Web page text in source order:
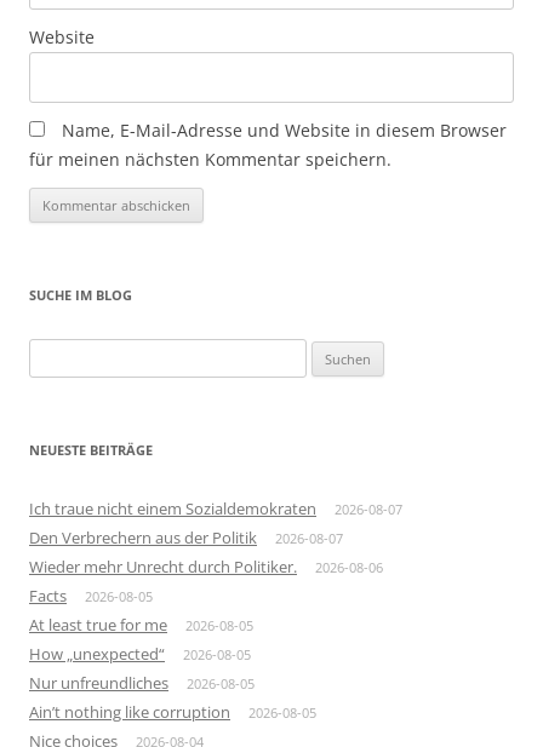
Website
Name, E-Mail-Adresse und Website in diesem Browser
für meinen nächsten Kommentar speichern.
SUCHE IM BLOG
nach:
NEUESTE BEITRÄGE
Ich traue nicht einem Sozialdemokraten 2026-08-07
Den Verbrechern aus der Politik 2026-08-07
Wieder mehr Unrecht durch Politiker. 2026-08-06
Facts 2026-08-05
At least true for me 2026-08-05
How „unexpected“ 2026-08-05
Nur unfreundliches 2026-08-05
Ain’t nothing like corruption 2026-08-05
Nice choices 2026-08-04